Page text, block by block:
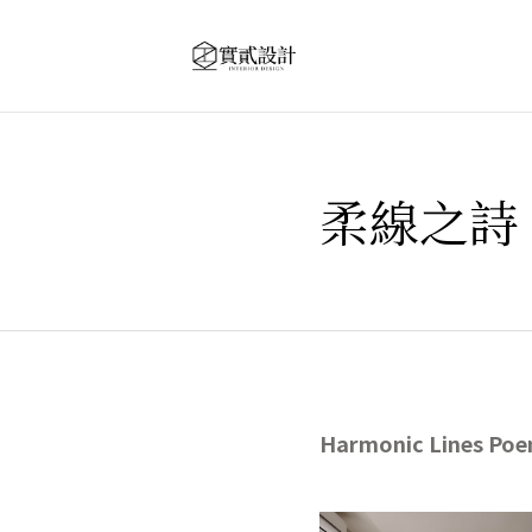
柔線之詩
Harmonic Lines